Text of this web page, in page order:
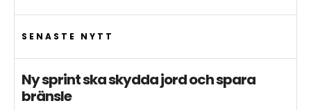
SENASTE NYTT
Ny sprint ska skydda jord och spara
bränsle